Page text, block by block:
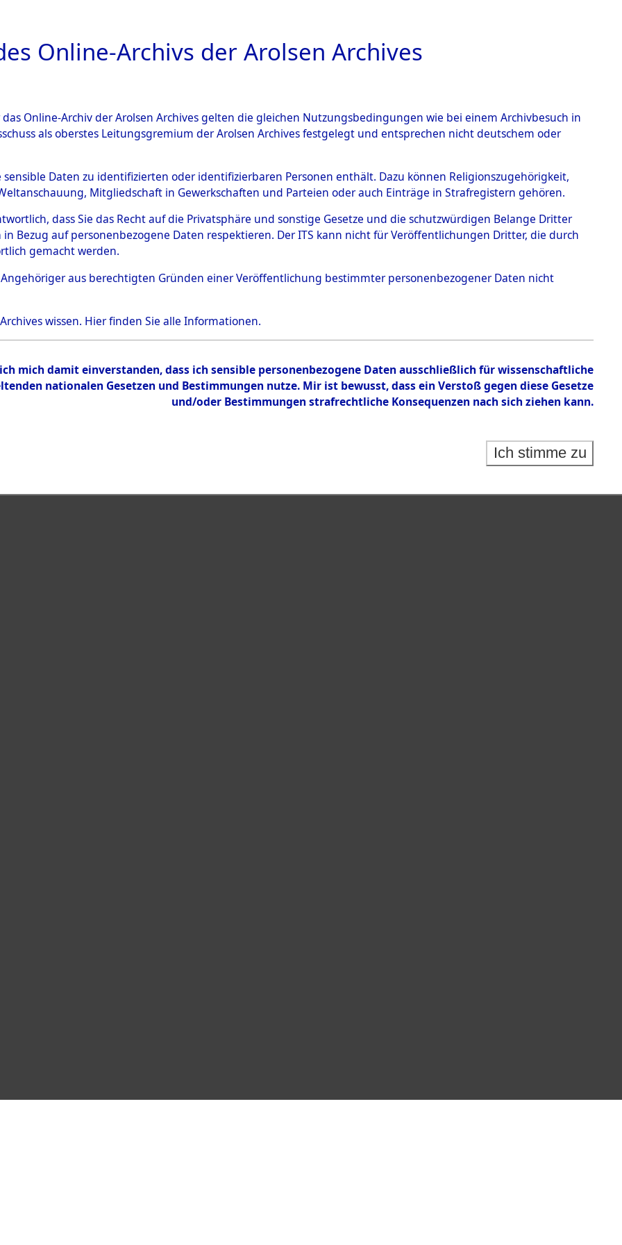
ARCHIVALE ÜBERSICHT BILD
0001 (108015848)
Person TYMTSCHENKO, HANNA
Bestand
Online-Archivs der Arolsen Archives
Online-Archiv der Arolsen Archives gelten die gleichen Nutzungsbedingungen wie bei einem Archivbesuch in
als oberstes Leitungsgremium der Arolsen Archives festgelegt und entsprechen nicht deutschem oder
sensible Daten zu identifizierten oder identifizierbaren Personen enthält. Dazu können Religionszugehörigkeit,
Mitgliedschaft in Gewerkschaften und Parteien oder auch Einträge in Strafregistern gehören.
dass Sie das Recht auf die Privatsphäre und sonstige Gesetze und die schutzwürdigen Belange Dritter
Bezug auf personenbezogene Daten respektieren. Der ITS kann nicht für Veröffentlichungen Dritter, die durch
gemacht werden.
Angehöriger aus berechtigten Gründen einer Veröffentlichung bestimmter personenbezogener Daten nicht
wissen. Hierfinden Sie alle Informationen.
mich damit einverstanden, dass ich sensible personenbezogene Daten ausschließlich für wissenschaftliche
nationalen Gesetzen und Bestimmungen nutze. Mir ist bewusst, dass ein Verstoß gegen diese Gesetze
und/oder Bestimmungen strafrechtliche Konsequenzen nach sich ziehen kann.
Ich stimme zu